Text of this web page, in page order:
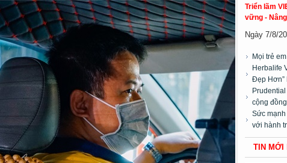
Triển lãm
vững -
Ngày 7/8/
Mọi trẻ
Herbalife
Đẹp Hơn”
cộng
Sức
với hành
TIN MỚI